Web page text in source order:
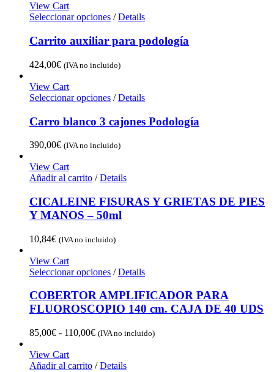
View Cart
Seleccionar opciones / Details
Carrito auxiliar para podología
424,00€ (IVA no incluido)
View Cart
Seleccionar opciones / Details
Carro blanco 3 cajones Podología
390,00€ (IVA no incluido)
View Cart
Añadir al carrito / Details
CICALEINE FISURAS Y GRIETAS DE PIES
Y MANOS – 50ml
10,84€ (IVA no incluido)
View Cart
Seleccionar opciones / Details
COBERTOR AMPLIFICADOR PARA
FLUOROSCOPIO 140 cm. CAJA DE 40 UDS
85,00€ - 110,00€Rango
desde
(IVA no incluido)
View Cart
Añadir al carrito / Details